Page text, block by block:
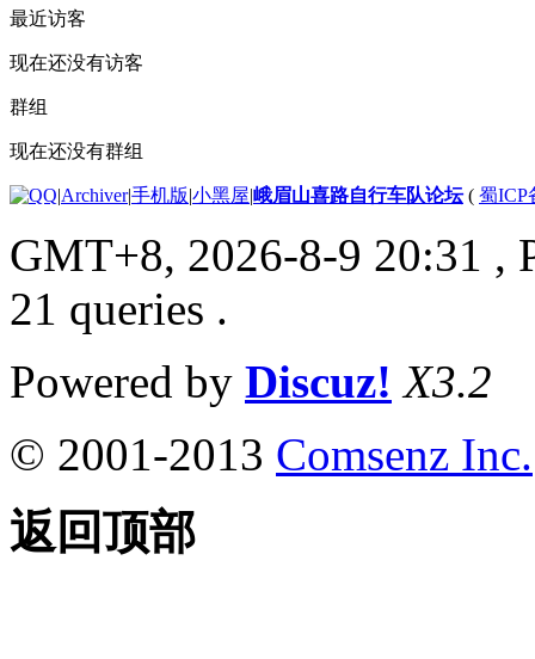
最近访客
现在还没有访客
群组
现在还没有群组
|Archiver|手机版|小黑屋|峨眉山喜路自行车队论坛( 蜀ICP
GMT+8, 2026-8-9 20:31 ,
21 queries .
Powered by Discuz! X3.2
© 2001-2013 Comsenz Inc.
返回顶部